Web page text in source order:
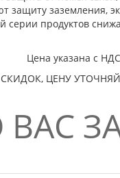
защиту заземления,
серии продуктов
Цена указана с НДС
ЦЕНУ